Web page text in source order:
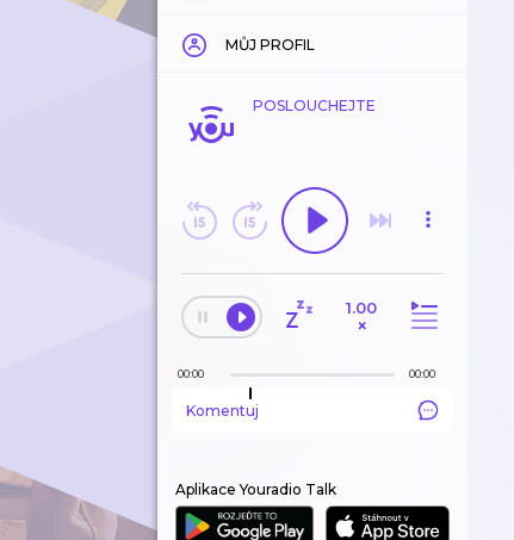
MŮJ PROFIL
POSLOUCHEJTE
1.00
×
00:00 00:00
Komentuj
Aplikace Youradio Talk